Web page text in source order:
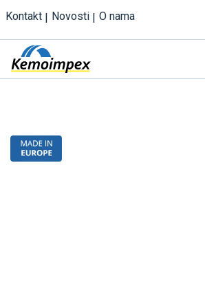
Kontakt Novosti O nama